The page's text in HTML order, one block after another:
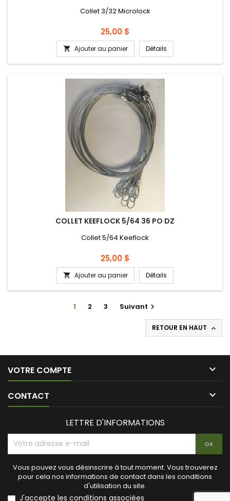
Collet 3/32 Microlock
Prix
25,00 $
 Ajouter au panier Détails
COLLET KEEFLOCK 5/64 36 PO DZ
Collet 5/64 Keeflock
Prix
25,00 $
 Ajouter au panier Détails
1 2 3 Suivant 
RETOUR EN HAUT 
VOTRE COMPTE 
CONTACT 
LETTRE D'INFORMATIONS
Vous pouvez vous désinscrire à tout moment. Vous trouverez
pour cela nos informations de contact dans les conditions
d'utilisation du site.
J'accepte les conditions associées